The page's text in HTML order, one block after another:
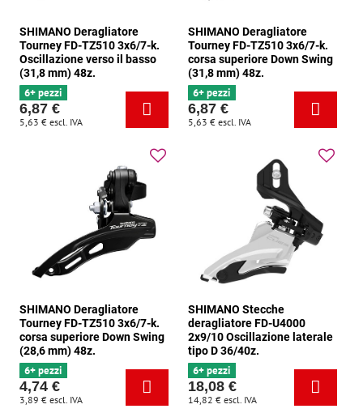
SHIMANO Deragliatore
Tourney FD-TZ510 3x6/7-k.
Oscillazione verso il basso
(31,8 mm) 48z.
6+ pezzi
6,87 €
5,63 € escl. IVA
SHIMANO Deragliatore
Tourney FD-TZ510 3x6/7-k.
corsa superiore Down Swing
(31,8 mm) 48z.
6+ pezzi
6,87 €
5,63 € escl. IVA
SHIMANO Deragliatore
Tourney FD-TZ510 3x6/7-k.
corsa superiore Down Swing
(28,6 mm) 48z.
6+ pezzi
4,74 €
3,89 € escl. IVA
SHIMANO Stecche
deragliatore FD-U4000
2x9/10 Oscillazione laterale
tipo D 36/40z.
6+ pezzi
18,08 €
14,82 € escl. IVA